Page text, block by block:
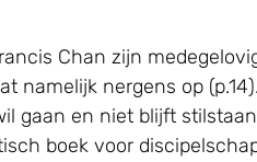
Chan zijn
namelijk nergens op
gaan en niet blijft
boek voor